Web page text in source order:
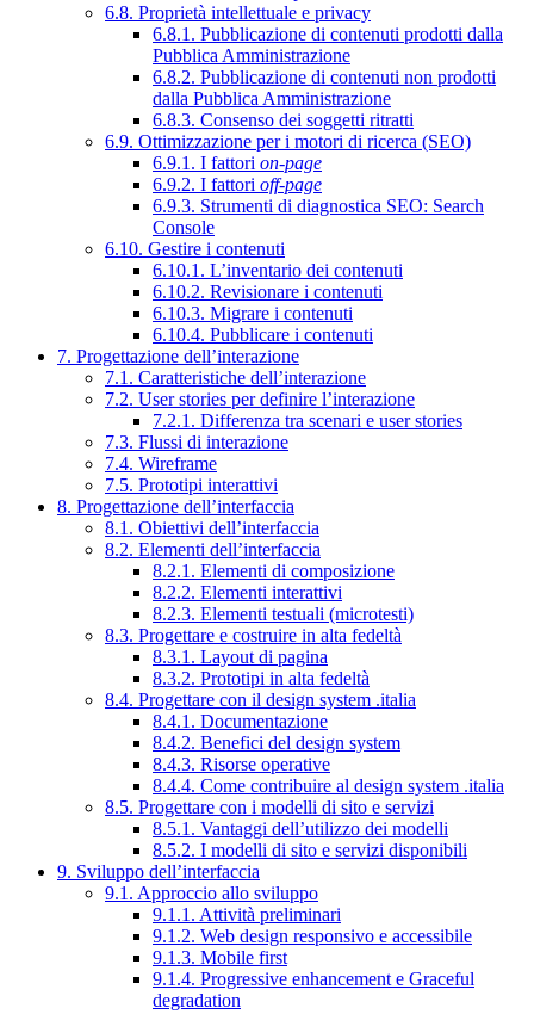
6.8. Proprietà intellettuale e privacy
6.8.1. Pubblicazione di contenuti prodotti dalla
Pubblica Amministrazione
6.8.2. Pubblicazione di contenuti non prodotti
dalla Pubblica Amministrazione
6.8.3. Consenso dei soggetti ritratti
6.9. Ottimizzazione per i motori di ricerca (SEO)
6.9.1. I fattori on-page
6.9.2. I fattori off-page
6.9.3. Strumenti di diagnostica SEO: Search
Console
6.10. Gestire i contenuti
6.10.1. L’inventario dei contenuti
6.10.2. Revisionare i contenuti
6.10.3. Migrare i contenuti
6.10.4. Pubblicare i contenuti
7. Progettazione dell’interazione
7.1. Caratteristiche dell’interazione
7.2. User stories per definire l’interazione
7.2.1. Differenza tra scenari e user stories
7.3. Flussi di interazione
7.4. Wireframe
7.5. Prototipi interattivi
8. Progettazione dell’interfaccia
8.1. Obiettivi dell’interfaccia
8.2. Elementi dell’interfaccia
8.2.1. Elementi di composizione
8.2.2. Elementi interattivi
8.2.3. Elementi testuali (microtesti)
8.3. Progettare e costruire in alta fedeltà
8.3.1. Layout di pagina
8.3.2. Prototipi in alta fedeltà
8.4. Progettare con il design system .italia
8.4.1. Documentazione
8.4.2. Benefici del design system
8.4.3. Risorse operative
8.4.4. Come contribuire al design system .italia
8.5. Progettare con i modelli di sito e servizi
8.5.1. Vantaggi dell’utilizzo dei modelli
8.5.2. I modelli di sito e servizi disponibili
9. Sviluppo dell’interfaccia
9.1. Approccio allo sviluppo
9.1.1. Attività preliminari
9.1.2. Web design responsivo e accessibile
9.1.3. Mobile first
9.1.4. Progressive enhancement e Graceful
degradation